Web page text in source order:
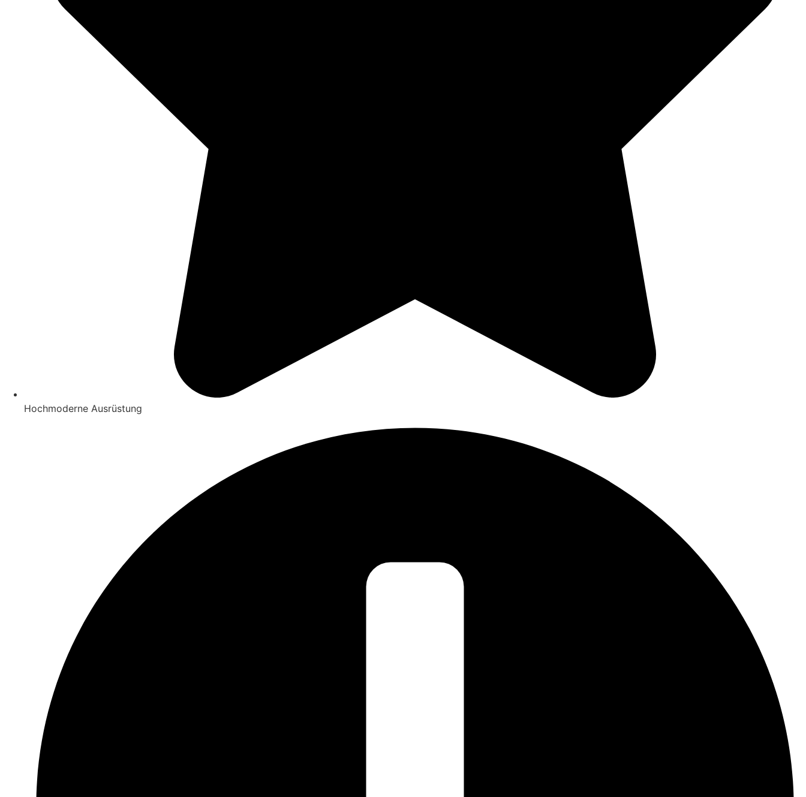
Hochmoderne Ausrüstung